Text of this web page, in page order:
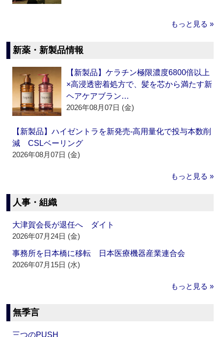
もっと見る »
新薬・新製品情報
【新製品】ケラチン極限濃度6800倍以上
×高浸透密着処方で、髪を芯から満たす新
ヘアケアブラン…
2026年08月07日 (金)
【新製品】ハイゼントラを新発売‐高用量化で投与本数削
減 CSLベーリング
2026年08月07日 (金)
もっと見る »
人事・組織
大津賀会長が退任へ ダイト
2026年07月24日 (金)
事務所を日本橋に移転 日本医療機器産業連合会
2026年07月15日 (水)
もっと見る »
無季言
三つのPUSH